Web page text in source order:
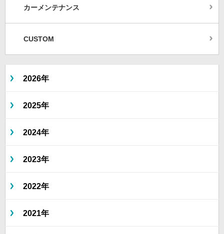
カーメンテナンス
CUSTOM
2026年
2025年
2024年
2023年
2022年
2021年